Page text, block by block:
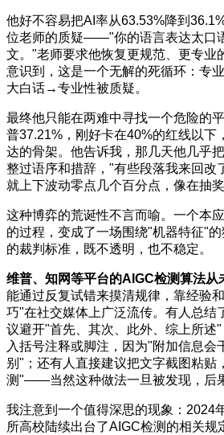
他好不容易把AI率从63.53%降到
位老师的质疑——"你的语言表达太口
文。"老师要求他恢复更规范、更专业
意识到，这是一个无解的死循环：
大白话→专业性被质疑。
最终他只能在两难中寻找一个危险的
普37.21%，刚好卡在40%的红线以下
达的骨架。他告诉我，那几天他几乎
整过语序和措辞，"有些段落我来回改
就上下波动零点几个百分点，像在抽
这种博弈的荒诞性不言而喻。一个本
的过程，变成了一场围绕"机器特征"
的裁判标准，既不透明，也不稳定。
维普、知网等平台的AIGC检测算法从
能通过反复试错来摸清规律，靠经验
巧"在社交媒体上广泛流传。有人总结
议避开"首先、其次、此外、综上所述
入括号注释或脚注，因为"附加信息会
别"；还有人直接建议把文字截图粘贴
测"——当然这种做法一旦被发现，后
我注意到一个值得深思的现象：2024
所高校陆续出台了AIGC检测的相关规